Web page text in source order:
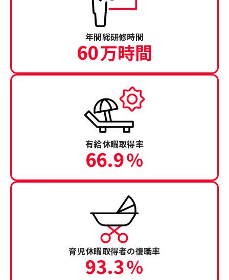
年間総研修時間
60万時間
有給休暇取得率
66.9％
育児休暇取得者の復職率
93.3％